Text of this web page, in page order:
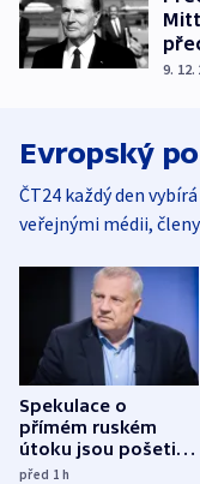
9. 12.
Evropský
ČT24 každý den
veřejnými médii,
Spekulace o
přímém ruském
útoku jsou pošetilé,
míní estonský
před 1h